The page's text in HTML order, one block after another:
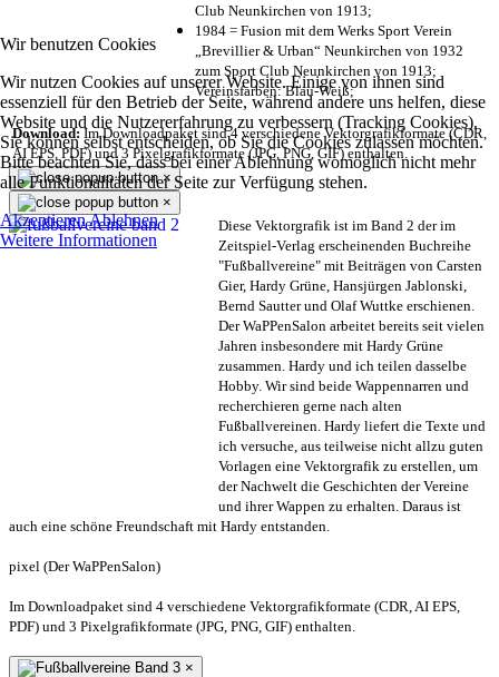
Wir benutzen Cookies
Wir nutzen Cookies auf unserer Website. Einige von ihnen sind
essenziell für den Betrieb der Seite, während andere uns helfen, diese
Website und die Nutzererfahrung zu verbessern (Tracking Cookies).
Sie können selbst entscheiden, ob Sie die Cookies zulassen möchten.
Bitte beachten Sie, dass bei einer Ablehnung womöglich nicht mehr
alle Funktionalitäten der Seite zur Verfügung stehen.
AkzeptierenAblehnen
Weitere Informationen
Club Neunkirchen von 1913;
1984 = Fusion mit dem Werks Sport Verein
„Brevillier & Urban“ Neunkirchen von 1932
zum Sport Club Neunkirchen von 1913;
Vereinsfarben: Blau-Weiß;
Download:Im Downloadpaket sind 4 verschiedene Vektorgrafikformate (CDR,
AI EPS, PDF) und 3 Pixelgrafikformate (JPG, PNG, GIF) enthalten.
×
×
Diese Vektorgrafik ist im Band 2 der im
Zeitspiel-Verlag erscheinenden Buchreihe
"Fußballvereine" mit Beiträgen von Carsten
Gier, Hardy Grüne, Hansjürgen Jablonski,
Bernd Sautter und Olaf Wuttke erschienen.
Der WaPPenSalon arbeitet bereits seit vielen
Jahren insbesondere mit Hardy Grüne
zusammen. Hardy und ich teilen dasselbe
Hobby. Wir sind beide Wappennarren und
recherchieren gerne nach alten
Fußballvereinen. Hardy liefert die Texte und
ich versuche, aus teilweise nicht allzu guten
Vorlagen eine Vektorgrafik zu erstellen, um
der Nachwelt die Geschichten der Vereine
und ihrer Wappen zu erhalten. Daraus ist
auch eine schöne Freundschaft mit Hardy entstanden.
pixel (Der WaPPenSalon)
Im Downloadpaket sind 4 verschiedene Vektorgrafikformate (CDR, AI EPS,
PDF) und 3 Pixelgrafikformate (JPG, PNG, GIF) enthalten.
×